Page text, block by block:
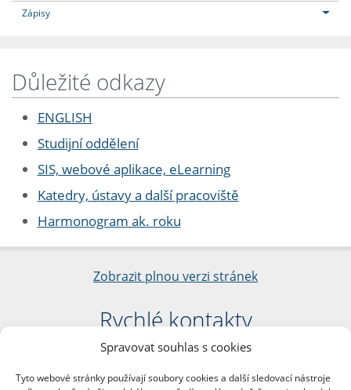
Spravovat souhlas s cookies
Tyto webové stránky používají soubory cookies a další sledovací nástroje
Zápisy
Důležité odkazy
ENGLISH
Studijní oddělení
SIS, webové aplikace, eLearning
Katedry, ústavy a další pracoviště
Harmonogram ak. roku
Zobrazit plnou verzi stránek
Rychlé kontakty
Filozofická fakulta
nám. Jana Palacha 1/2